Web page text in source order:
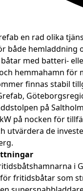
en rad olika
hemladdning
med batteri-
hemmahamn
finnas stabil
på
på nocken för
utvärdera de
i
fritidsbåtar som